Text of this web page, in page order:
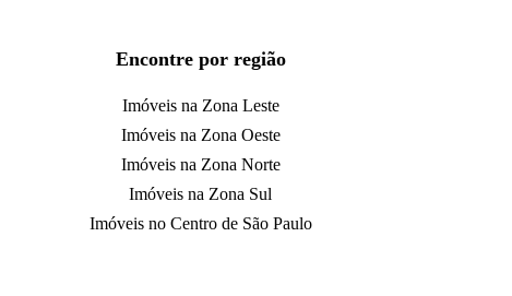
Encontre por região
Imóveis na Zona Leste
Imóveis na Zona Oeste
Imóveis na Zona Norte
Imóveis na Zona Sul
Imóveis no Centro de São Paulo